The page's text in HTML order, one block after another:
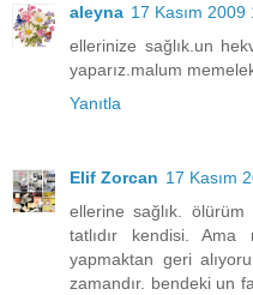
aleyna 17 Kasım 2009
ellerinize sağlık.un
yaparız.malum
Yanıtla
Elif Zorcan 17 Kasım
ellerine sağlık.
tatlıdır kendisi. Ama
yapmaktan geri
zamandır. bendeki un